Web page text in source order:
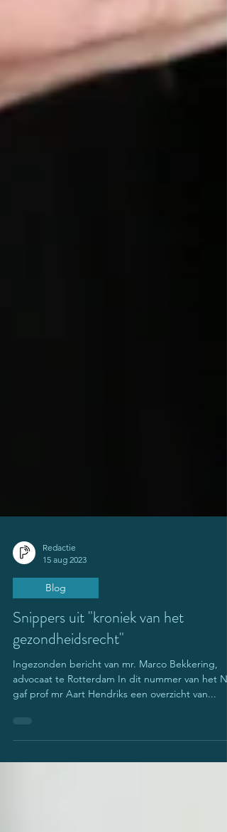
Redactie
15 aug 2023
Blog
Snippers uit "kroniek van het
gezondheidsrecht"
Ingezonden bericht van mr. Marco Bekkering,